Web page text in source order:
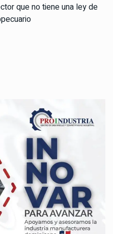
que no tiene una ley de